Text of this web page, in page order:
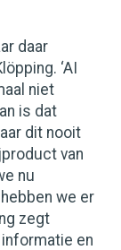
daar
‘AI
niet
is dat
dit nooit
van
nu
we er
zegt
informatie en